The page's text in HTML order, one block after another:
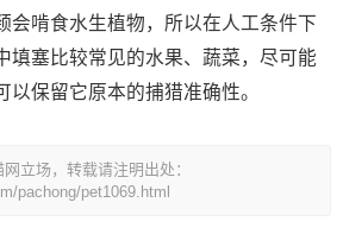
会啃食水生植物，所以在人工条件下
填塞比较常见的水果、蔬菜，尽可能
以保留它原本的捕猎准确性。
立场，转载请注明出处：
pachong/pet1069.html